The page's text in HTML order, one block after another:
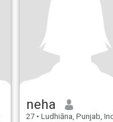
neha
27 • Ludhiāna, Punjab,